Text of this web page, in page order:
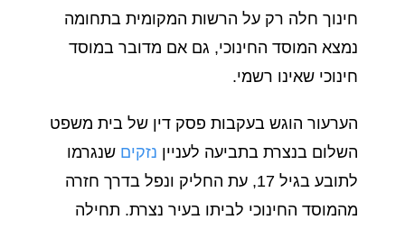
חינוך חלה רק על הרשות המקומית בתחומה
נמצא המוסד החינוכי, גם אם מדובר במוסד
חינוכי שאינו רשמי.
הערעור הוגש בעקבות פסק דין של בית משפט
השלום בנצרת בתביעה לעניין נזקיםשנגרמו
לתובע בגיל 17, עת החליק ונפל בדרך חזרה
מהמוסד החינוכי לביתו בעיר נצרת. תחילה